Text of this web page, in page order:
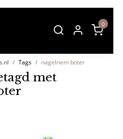
0
Tags nagelriem boter
met